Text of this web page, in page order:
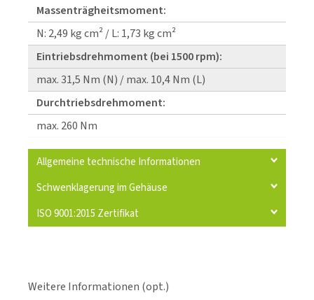
Massenträgheitsmoment:
N: 2,49 kg cm² / L: 1,73 kg cm²
Eintriebsdrehmoment (bei 1500 rpm):
max. 31,5 Nm (N) / max. 10,4 Nm (L)
Durchtriebsdrehmoment:
max. 260 Nm
Allgemeine technische Informationen
Schwenklagerung im Gehäuse
ISO 9001:2015 Zertifikat
Weitere Informationen (opt.)